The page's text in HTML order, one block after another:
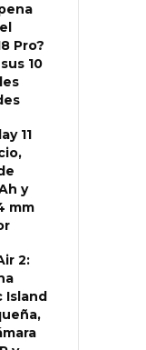
Pro?
10
11
y
mm
2:
Island